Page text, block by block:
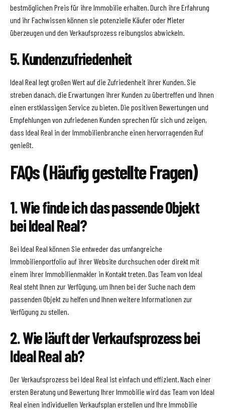
bestmöglichen Preis für ihre Immobilie erhalten. Durch ihre Erfahrung
und ihr Fachwissen können sie potenzielle Käufer oder Mieter
überzeugen und den Verkaufsprozess reibungslos abwickeln.
5. Kundenzufriedenheit
Ideal Real legt großen Wert auf die Zufriedenheit ihrer Kunden. Sie
streben danach, die Erwartungen ihrer Kunden zu übertreffen und ihnen
einen erstklassigen Service zu bieten. Die positiven Bewertungen und
Empfehlungen von zufriedenen Kunden sprechen für sich und zeigen,
dass Ideal Real in der Immobilienbranche einen hervorragenden Ruf
genießt.
FAQs (Häufig gestellte Fragen)
1. Wie finde ich das passende Objekt
bei Ideal Real?
Bei Ideal Real können Sie entweder das umfangreiche
Immobilienportfolio auf ihrer Website durchsuchen oder direkt mit
einem ihrer Immobilienmakler in Kontakt treten. Das Team von Ideal
Real steht Ihnen zur Verfügung, um Ihnen bei der Suche nach dem
passenden Objekt zu helfen und Ihnen weitere Informationen zur
Verfügung zu stellen.
2. Wie läuft der Verkaufsprozess bei
Ideal Real ab?
Der Verkaufsprozess bei Ideal Real ist einfach und effizient. Nach einer
ersten Beratung und Bewertung Ihrer Immobilie wird das Team von Ideal
Real einen individuellen Verkaufsplan erstellen und Ihre Immobilie